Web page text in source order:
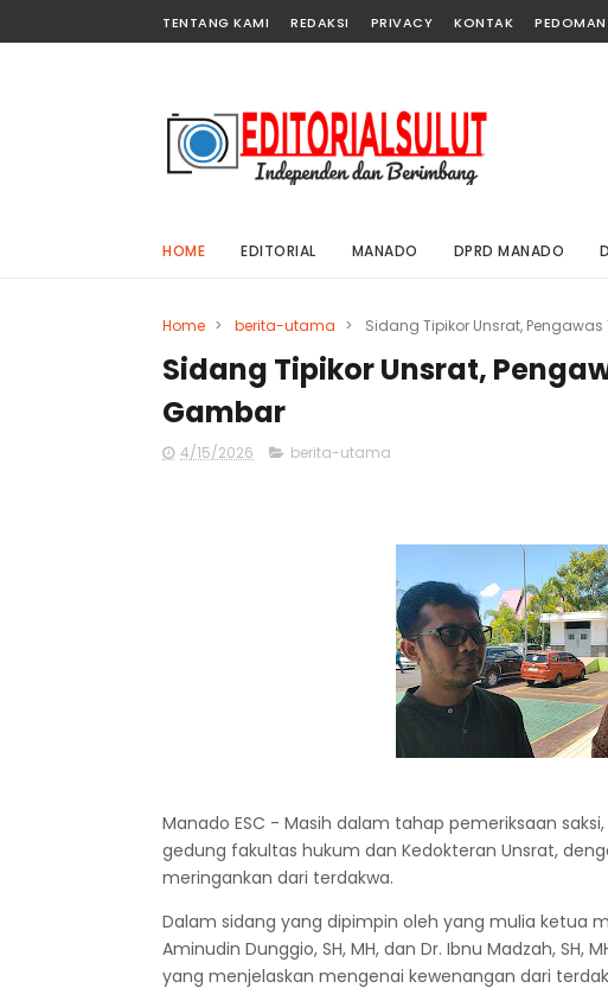
TENTANG KAMI REDAKSI PRIVACY KONTAK
HOME EDITORIAL MANADO DPRD MANADO
Home > berita-utama > Sidang Tipikor Unsrat,
Sidang Tipikor Unsrat,
Gambar
4/15/2026 berita-utama
Manado ESC - Masih dalam tahap pemeriksaan
gedung fakultas hukum dan Kedokteran Unsrat,
meringankan dari terdakwa.
Dalam sidang yang dipimpin oleh yang mulia ketua
Aminudin Dunggio, SH, MH, dan Dr. Ibnu Madzah, SH,
yang menjelaskan mengenai kewenangan dari